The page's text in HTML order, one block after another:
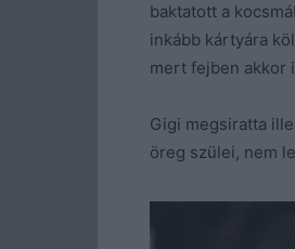
baktatott a
inkább kártyára
mert fejben akkor
Gigi megsiratta
öreg szülei, nem